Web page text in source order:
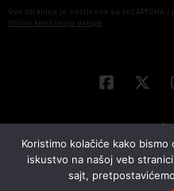
Ova stranica je zaštićena sa reCAPTCHA i
Uslovi korišćenja usluge
© 2026 NOVA EKONOMIJA | SVA
Koristimo kolačiće kako
iskustvo na našoj veb
sajt,